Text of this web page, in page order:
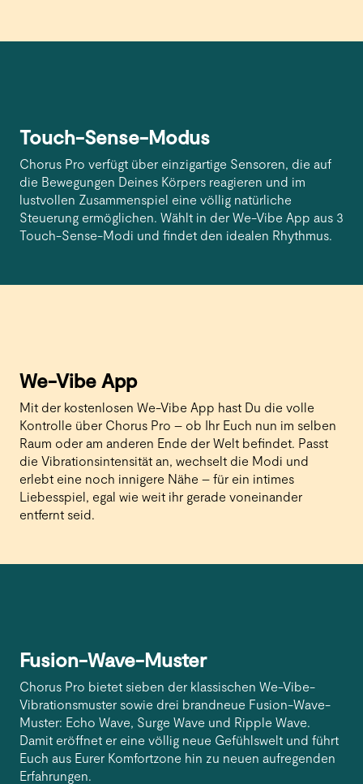
Touch-Sense-Modus
Chorus Pro verfügt über einzigartige Sensoren, die auf
die Bewegungen Deines Körpers reagieren und im
lustvollen Zusammenspiel eine völlig natürliche
Steuerung ermöglichen. Wählt in der We-Vibe App aus 3
Touch-Sense-Modi und findet den idealen Rhythmus.
We-Vibe App
Mit der kostenlosen We-Vibe App hast Du die volle
Kontrolle über Chorus Pro – ob Ihr Euch nun im selben
Raum oder am anderen Ende der Welt befindet. Passt
die Vibrationsintensität an, wechselt die Modi und
erlebt eine noch innigere Nähe – für ein intimes
Liebesspiel, egal wie weit ihr gerade voneinander
entfernt seid.
Fusion-Wave-Muster
Chorus Pro bietet sieben der klassischen We-Vibe-
Vibrationsmuster sowie drei brandneue Fusion-Wave-
Muster: Echo Wave, Surge Wave und Ripple Wave.
Damit eröffnet er eine völlig neue Gefühlswelt und führt
Euch aus Eurer Komfortzone hin zu neuen aufregenden
Erfahrungen.